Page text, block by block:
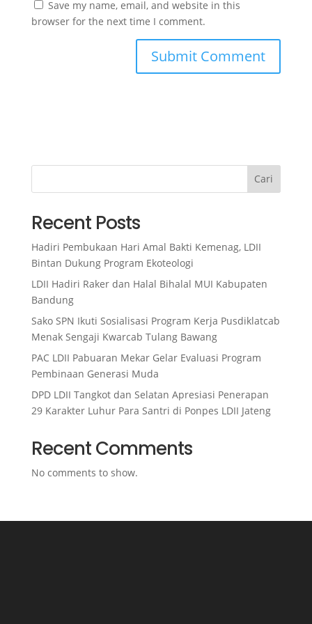
Save my name, email, and website in this
browser for the next time I comment.
Cari
Recent Posts
Hadiri Pembukaan Hari Amal Bakti Kemenag, LDII
Bintan Dukung Program Ekoteologi
LDII Hadiri Raker dan Halal Bihalal MUI Kabupaten
Bandung
Sako SPN Ikuti Sosialisasi Program Kerja Pusdiklatcab
Menak Sengaji Kwarcab Tulang Bawang
PAC LDII Pabuaran Mekar Gelar Evaluasi Program
Pembinaan Generasi Muda
DPD LDII Tangkot dan Selatan Apresiasi Penerapan
29 Karakter Luhur Para Santri di Ponpes LDII Jateng
Recent Comments
No comments to show.